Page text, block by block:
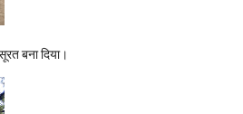
बना दिया।